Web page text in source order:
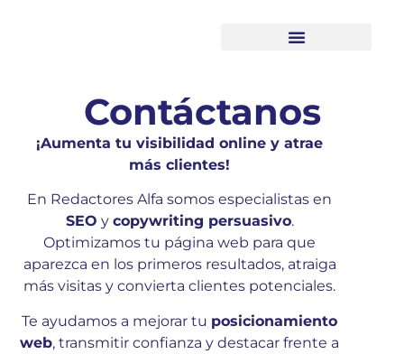
Contáctanos
¡Aumenta tu visibilidad online y atrae
más clientes!
En Redactores Alfa somos especialistas en
SEO y copywriting persuasivo.
Optimizamos tu página web para que
aparezca en los primeros resultados, atraiga
más visitas y convierta clientes potenciales.
Te ayudamos a mejorar tu posicionamiento
web, transmitir confianza y destacar frente a